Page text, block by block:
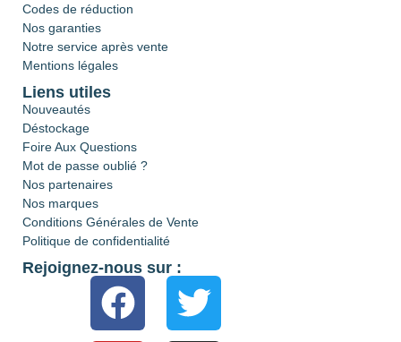
Codes de réduction
Nos garanties
Notre service après vente
Mentions légales
Liens utiles
Nouveautés
Déstockage
Foire Aux Questions
Mot de passe oublié ?
Nos partenaires
Nos marques
Conditions Générales de Vente
Politique de confidentialité
Rejoignez-nous sur :